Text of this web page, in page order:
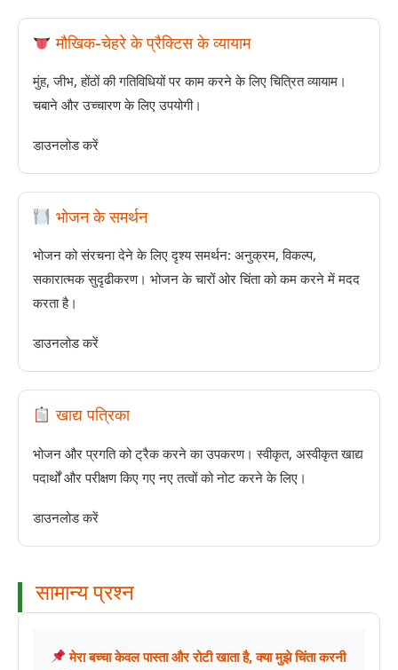
मौखिक-चेहरे के प्रैक्टिस के व्यायाम
मुंह, जीभ, होंठों की गतिविधियों पर काम करने के लिए चित्रित व्यायाम।
चबाने और उच्चारण के लिए उपयोगी।
डाउनलोड करें
भोजन के समर्थन
भोजन को संरचना देने के लिए दृश्य समर्थन: अनुक्रम, विकल्प,
सकारात्मक सुदृढीकरण। भोजन के चारों ओर चिंता को कम करने में मदद
करता है।
डाउनलोड करें
खाद्य पत्रिका
भोजन और प्रगति को ट्रैक करने का उपकरण। स्वीकृत, अस्वीकृत खाद्य
पदार्थों और परीक्षण किए गए नए तत्वों को नोट करने के लिए।
डाउनलोड करें
सामान्य प्रश्न
मेरा बच्चा केवल पास्ता और रोटी खाता है, क्या मुझे चिंता करनी